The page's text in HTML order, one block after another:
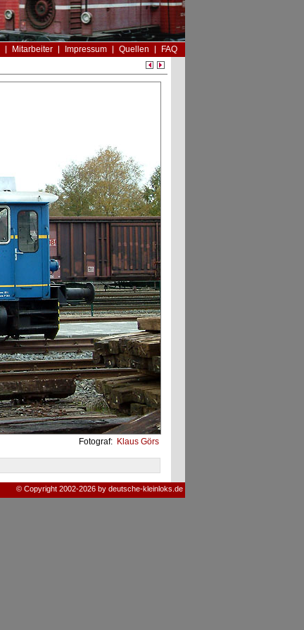
Mitarbeiter Impressum Quellen
FAQ
Fotograf: Klaus Görs
© Copyright 2002-2026 by deutsche-kleinloks.de